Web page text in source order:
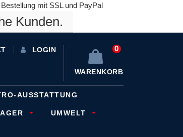
mit SSL und PayPal
Kunden.
LOGIN 0
WARENKORB
AUSSTATTUNG
UMWELT